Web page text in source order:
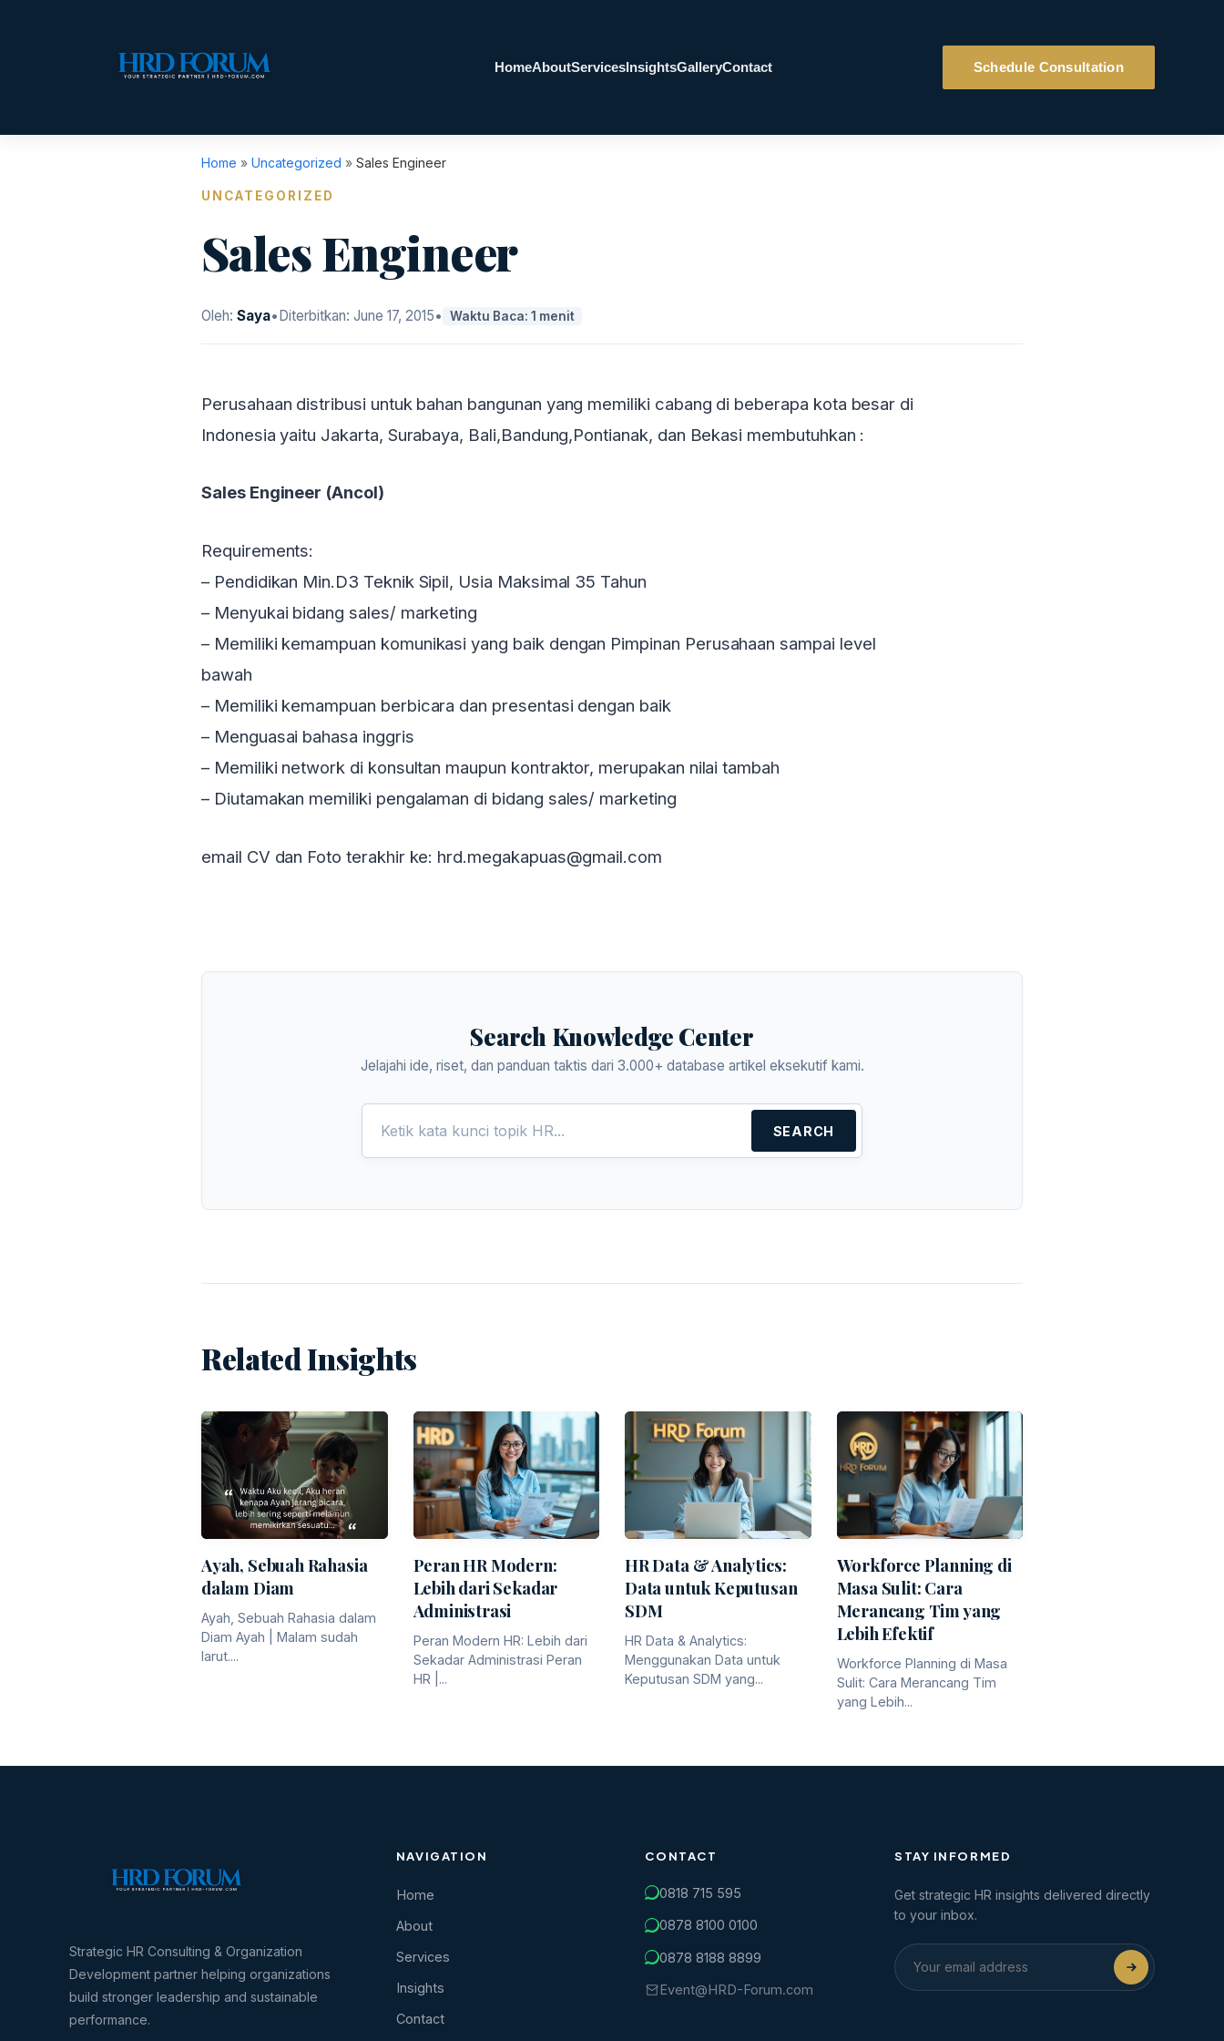
HomeAboutServicesInsightsGalleryContact Schedule Consultation
Home » Uncategorized » Sales Engineer
UNCATEGORIZED
Sales Engineer
Oleh: Saya• Diterbitkan: June 17, 2015• Waktu Baca: 1 menit
Perusahaan distribusi untuk bahan bangunan yang memiliki cabang di beberapa kota besar di
Indonesia yaitu Jakarta, Surabaya, Bali,Bandung,Pontianak, dan Bekasi membutuhkan :
Sales Engineer (Ancol)
Requirements:
– Pendidikan Min.D3 Teknik Sipil, Usia Maksimal 35 Tahun
– Menyukai bidang sales/ marketing
– Memiliki kemampuan komunikasi yang baik dengan Pimpinan Perusahaan sampai level
bawah
– Memiliki kemampuan berbicara dan presentasi dengan baik
– Menguasai bahasa inggris
– Memiliki network di konsultan maupun kontraktor, merupakan nilai tambah
– Diutamakan memiliki pengalaman di bidang sales/ marketing
email CV dan Foto terakhir ke: hrd.megakapuas@gmail.com
Search Knowledge Center
Jelajahi ide, riset, dan panduan taktis dari 3.000+ database artikel eksekutif kami.
SEARCH
Related Insights
Ayah, Sebuah Rahasia
dalam Diam
Ayah, Sebuah Rahasia dalam
Diam Ayah | Malam sudah
larut....
Peran HR Modern:
Lebih dari Sekadar
Administrasi
Peran Modern HR: Lebih dari
Sekadar Administrasi Peran
HR |...
HR Data & Analytics:
Data untuk Keputusan
SDM
HR Data & Analytics:
Menggunakan Data untuk
Keputusan SDM yang...
Workforce Planning di
Masa Sulit: Cara
Merancang Tim yang
Lebih Efektif
Workforce Planning di Masa
Sulit: Cara Merancang Tim
yang Lebih...
Strategic HR Consulting & Organization
Development partner helping organizations
build stronger leadership and sustainable
performance.
NAVIGATION
Home
About
Services
Insights
Contact
CONTACT
0818 715 595
0878 8100 0100
0878 8188 8899
Event@HRD-Forum.com
STAY INFORMED
Get strategic HR insights delivered directly
to your inbox.